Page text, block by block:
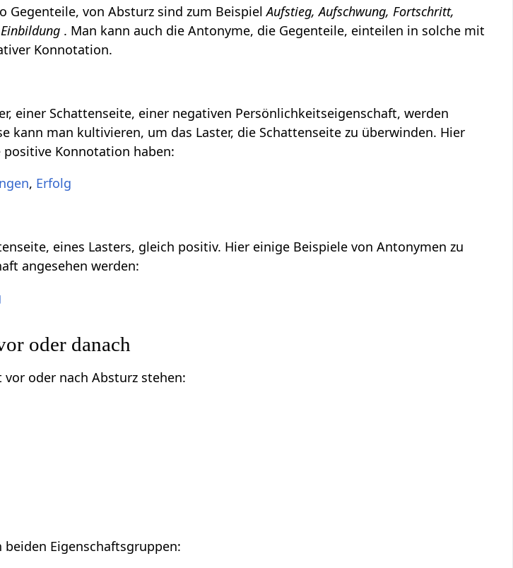
Gegenteile, von Absturz sind zum BeispielAufstieg, Aufschwung, Fortschritt,
. Man kann auch die Antonyme, die Gegenteile, einteilen in solche mit
Konnotation.
einer Schattenseite, einer negativen Persönlichkeitseigenschaft, werden
kann man kultivieren, um das Laster, die Schattenseite zu überwinden. Hier
positive Konnotation haben:
, Erfolg
eines Lasters, gleich positiv. Hier einige Beispiele von Antonymen zu
angesehen werden:
oder danach
oder nach Absturz stehen:
Eigenschaftsgruppen: